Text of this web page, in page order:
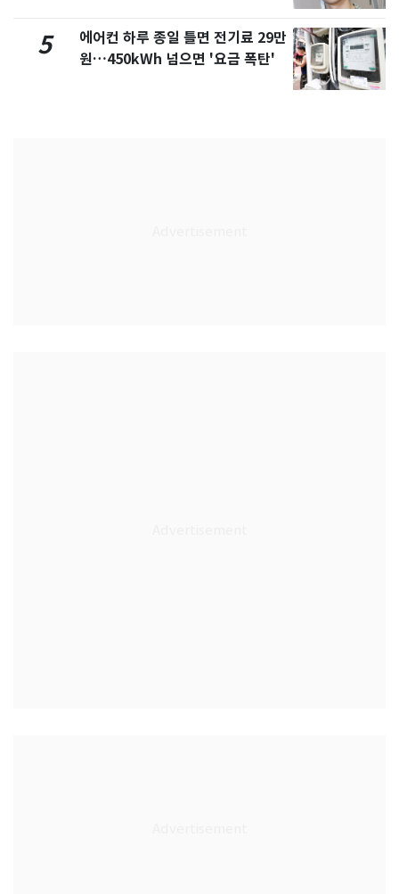
5
에어컨 하루 종일 틀면 전기료 29만
원…450kWh 넘으면 '요금 폭탄'